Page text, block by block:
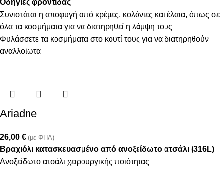
Οδηγίες φροντίδας
Συνιστάται η αποφυγή από κρέμες, κολόνιες και έλαια, όπως σε
όλα τα κοσμήματα για να διατηρηθεί η λάμψη τους
Φυλάσσετε τα κοσμήματα στο κουτί τους για να διατηρηθούν
αναλλοίωτα
Ariadne
26,00 € (με ΦΠΑ)
Βραχιόλι κατασκευασμένο από ανοξείδωτο ατσάλι (316L)
Ανοξείδωτο ατσάλι χειρουργικής ποιότητας